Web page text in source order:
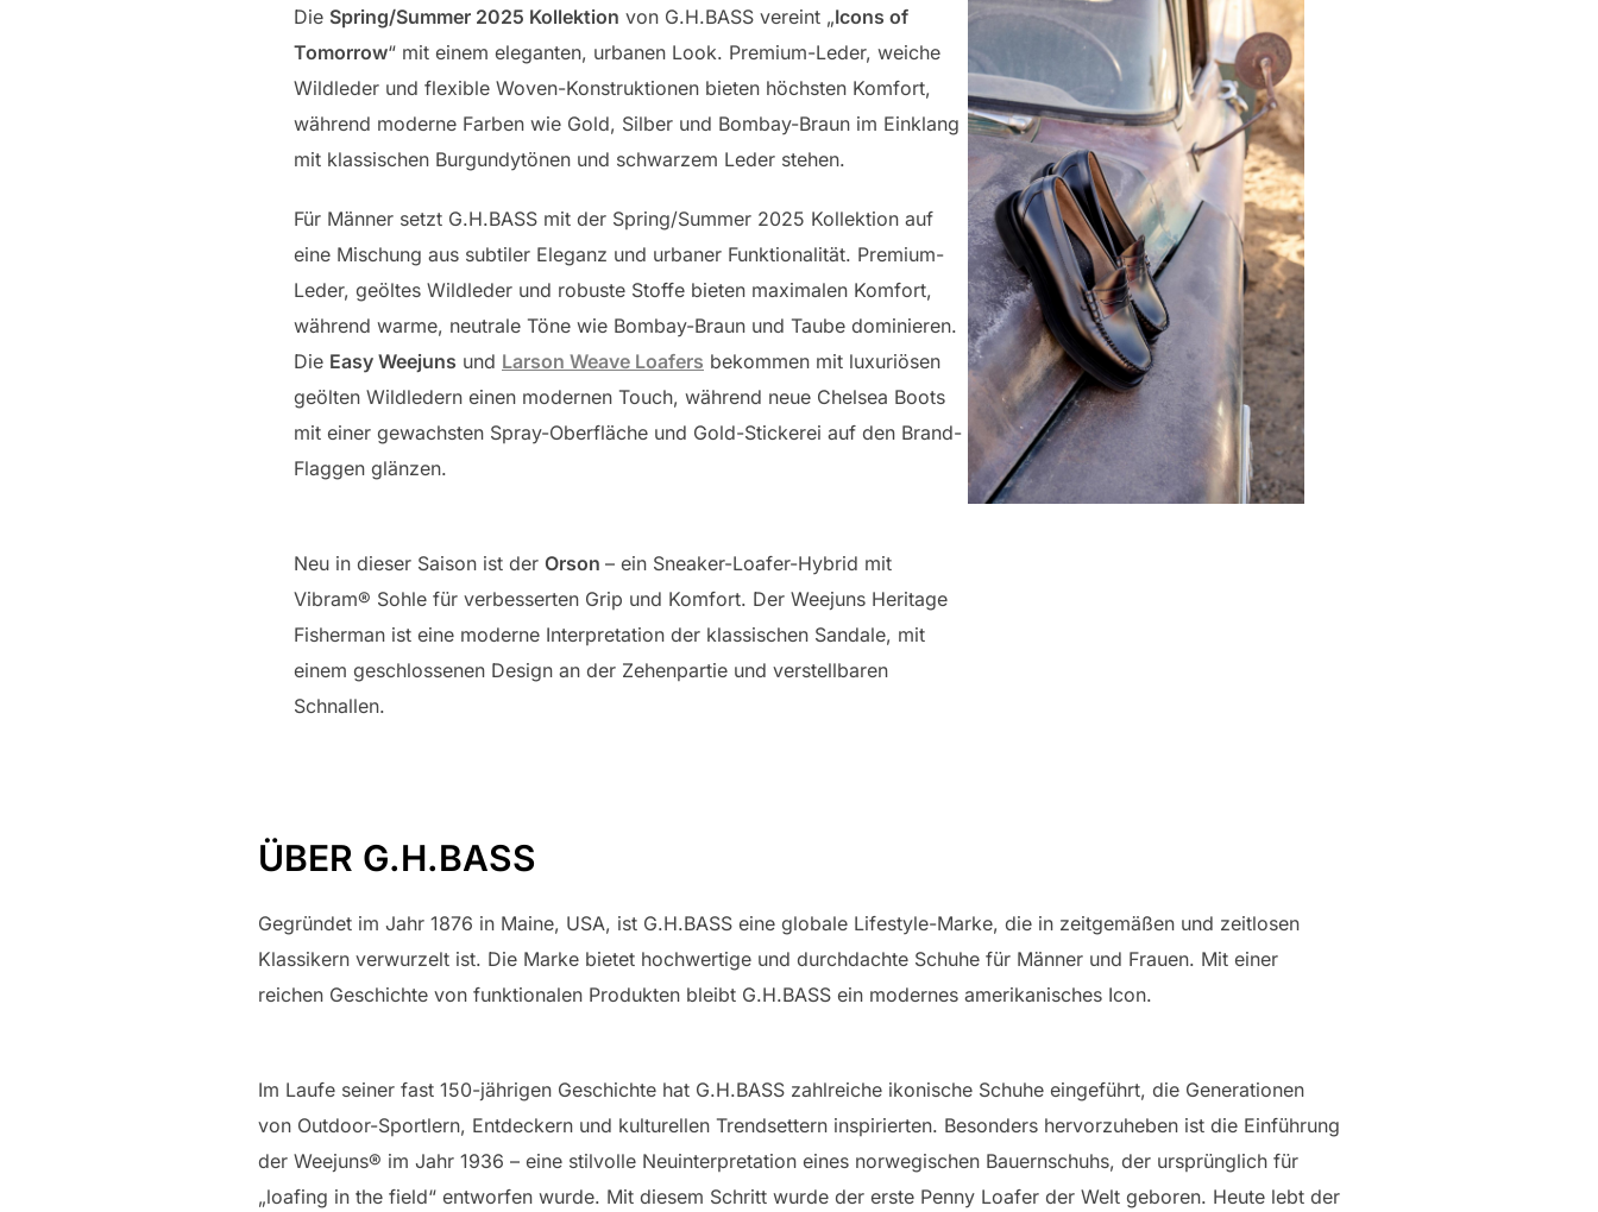
Die Spring/Summer 2025 Kollektion von G.H.BASS vereint „Icons of
Tomorrow“ mit einem eleganten, urbanen Look. Premium-Leder, weiche
Wildleder und flexible Woven-Konstruktionen bieten höchsten Komfort,
während moderne Farben wie Gold, Silber und Bombay-Braun im Einklang
mit klassischen Burgundytönen und schwarzem Leder stehen.
Für Männer setzt G.H.BASS mit der Spring/Summer 2025 Kollektion auf
eine Mischung aus subtiler Eleganz und urbaner Funktionalität. Premium-
Leder, geöltes Wildleder und robuste Stoffe bieten maximalen Komfort,
während warme, neutrale Töne wie Bombay-Braun und Taube dominieren.
Die Easy Weejuns und Larson Weave Loafers bekommen mit luxuriösen
geölten Wildledern einen modernen Touch, während neue Chelsea Boots
mit einer gewachsten Spray-Oberfläche und Gold-Stickerei auf den Brand-
Flaggen glänzen.
Neu in dieser Saison ist der Orson – ein Sneaker-Loafer-Hybrid mit
Vibram® Sohle für verbesserten Grip und Komfort. Der Weejuns Heritage
Fisherman ist eine moderne Interpretation der klassischen Sandale, mit
einem geschlossenen Design an der Zehenpartie und verstellbaren
Schnallen.
ÜBER G.H.BASS
Gegründet im Jahr 1876 in Maine, USA, ist G.H.BASS eine globale Lifestyle-Marke, die in zeitgemäßen und zeitlosen
Klassikern verwurzelt ist. Die Marke bietet hochwertige und durchdachte Schuhe für Männer und Frauen. Mit einer
reichen Geschichte von funktionalen Produkten bleibt G.H.BASS ein modernes amerikanisches Icon.
Im Laufe seiner fast 150-jährigen Geschichte hat G.H.BASS zahlreiche ikonische Schuhe eingeführt, die Generationen
von Outdoor-Sportlern, Entdeckern und kulturellen Trendsettern inspirierten. Besonders hervorzuheben ist die Einführung
der Weejuns® im Jahr 1936 – eine stilvolle Neuinterpretation eines norwegischen Bauernschuhs, der ursprünglich für
„loafing in the field“ entworfen wurde. Mit diesem Schritt wurde der erste Penny Loafer der Welt geboren. Heute lebt der